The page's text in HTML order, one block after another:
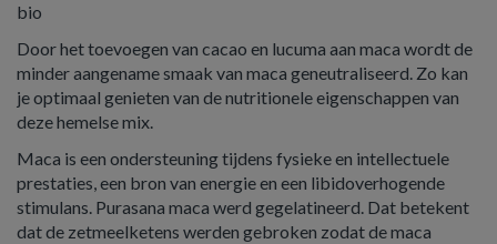
bio
Door het toevoegen van cacao en lucuma aan maca wordt de
minder aangename smaak van maca geneutraliseerd. Zo kan
je optimaal genieten van de nutritionele eigenschappen van
deze hemelse mix.
Maca is een ondersteuning tijdens fysieke en intellectuele
prestaties, een bron van energie en een libidoverhogende
stimulans. Purasana maca werd gegelatineerd. Dat betekent
dat de zetmeelketens werden gebroken zodat de maca